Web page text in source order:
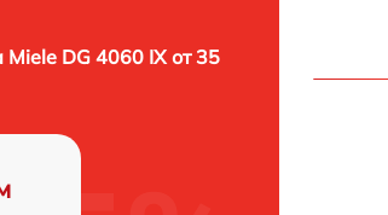
Miele DG 4060 IX от 35